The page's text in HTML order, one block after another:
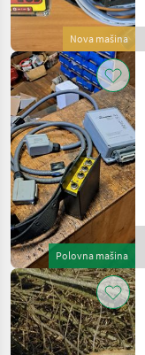
Nova mašina
Polovna mašina